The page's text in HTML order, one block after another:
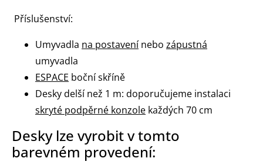
Příslušenství:
Umyvadla na postavenínebo zápustná
umyvadla
ESPACE boční skříně
Desky delší než 1 m: doporučujeme instalaci
skryté podpěrné konzole každých 70 cm
Desky lze vyrobit v tomto
barevném provedení: